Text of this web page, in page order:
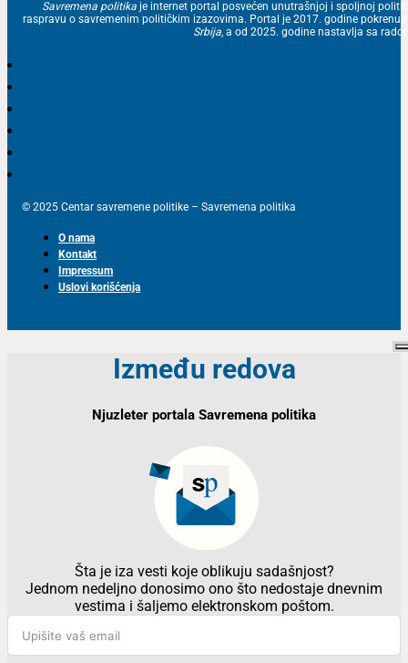
Savremena politika je internet portal posvećen unutrašnjoj i spoljnoj
raspravu o savremenim političkim izazovima. Portal je 2017. godine
Srbija, a od 2025. godine nastavlja sa
© 2025 Centar savremene politike – Savremena politika
O nama
Kontakt
Impressum
Uslovi korišćenja
Između redova
Njuzleter portala Savremena politika
Šta je iza vesti koje oblikuju sadašnjost?
Jednom nedeljno donosimo ono što nedostaje dnevnim
vestima i šaljemo elektronskom poštom.